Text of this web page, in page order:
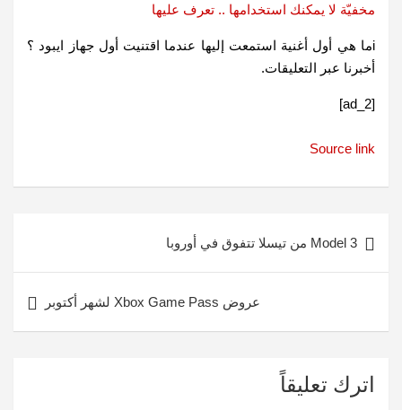
مخفيّة لا يمكنك استخدامها .. تعرف عليها
iما هي أول أغنية استمعت إليها عندما اقتنيت أول جهاز ايبود ؟
أخبرنا عبر التعليقات.
[ad_2]
Source link
المقالات
Model 3 من تيسلا تتفوق في أوروبا
عروض Xbox Game Pass لشهر أكتوبر
اترك تعليقاً